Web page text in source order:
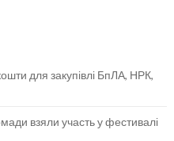
для закупівлі БпЛА, НРК,
взяли участь у фестивалі